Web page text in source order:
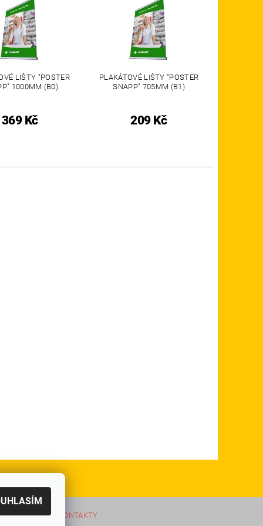
LIŠTY "POSTER
1000MM (B0)
369 Kč
PLAKÁTOVÉ LIŠTY "POSTER
SNAPP" 705MM (B1)
209 Kč
SYSTÉM KONTAKTY